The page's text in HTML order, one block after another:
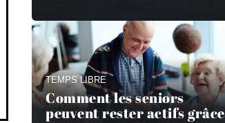
TEMPS LIBRE
Comment les seniors
peuvent rester actifs grâce